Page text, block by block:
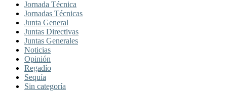
Jornada Técnica
Jornadas Técnicas
Junta General
Juntas Directivas
Juntas Generales
Noticias
Opinión
Regadío
Sequía
Sin categoría